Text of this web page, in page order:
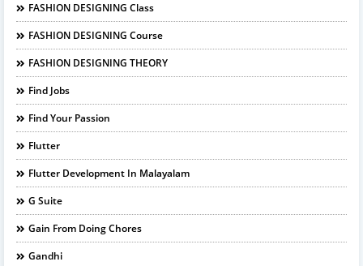
FASHION DESIGNING Class
FASHION DESIGNING Course
FASHION DESIGNING THEORY
Find Jobs
Find Your Passion
Flutter
Flutter Development In Malayalam
G Suite
Gain From Doing Chores
Gandhi